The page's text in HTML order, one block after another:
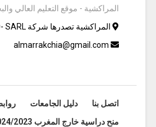
المراكشية - موقع التعليم العالي
المراكشية تصدرها شركة IMARR MED- SARL
almarrakchia@gmail.com
اتصل بنا دليل الجامعات
منح دراسية خارج المغرب 2024/2023